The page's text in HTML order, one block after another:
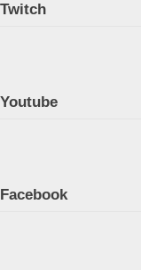
Twitch
Youtube
Facebook